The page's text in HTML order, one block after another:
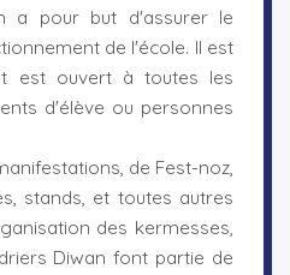
a pour but d'assurer le
de l'école. Il est
est ouvert à toutes les
d'élève ou personnes
de Fest-noz,
stands, et toutes autres
des kermesses,
Diwan font partie de